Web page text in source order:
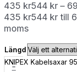
435 kr544 kr –
435 kr544 kr till
moms
Längd
-
KNIPEX Kabelsaxar